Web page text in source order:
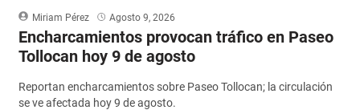
Miriam Pérez Agosto 9, 2026
Encharcamientos provocan tráfico en Paseo
Tollocan hoy 9 de agosto
Reportan encharcamientos sobre Paseo Tollocan; la circulación
se ve afectada hoy 9 de agosto.